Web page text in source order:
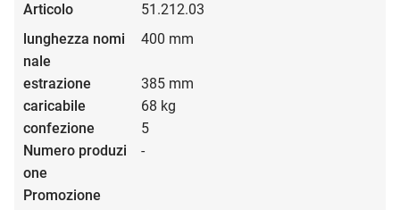
51.212.03
400 mm
385 mm
68 kg
5
-